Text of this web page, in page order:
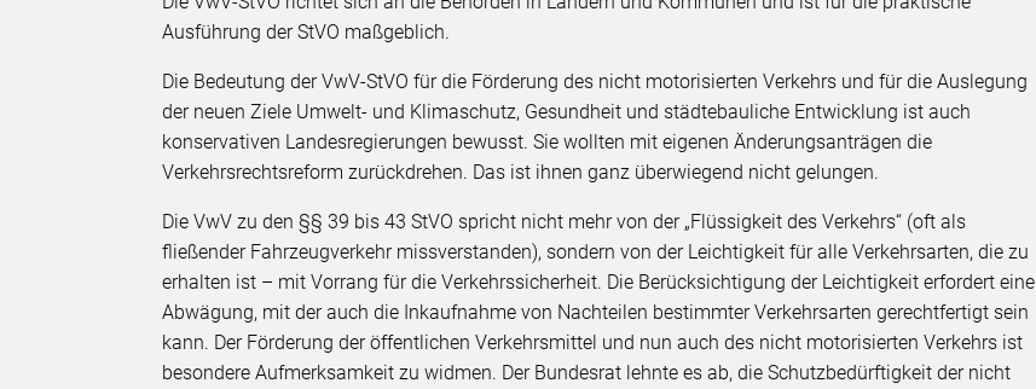
Ausführung der StVO maßgeblich.
Die Bedeutung der VwV-StVO für die Förderung des nicht motorisierten Verkehrs und für die Auslegung
der neuen Ziele Umwelt- und Klimaschutz, Gesundheit und städtebauliche Entwicklung ist auch
konservativen Landesregierungen bewusst. Sie wollten mit eigenen Änderungsanträgen die
Verkehrsrechtsreform zurückdrehen. Das ist ihnen ganz überwiegend nicht gelungen.
Die VwV zu den §§ 39 bis 43 StVO spricht nicht mehr von der „Flüssigkeit des Verkehrs“ (oft als
fließender Fahrzeugverkehr missverstanden), sondern von der Leichtigkeit für alle Verkehrsarten, die zu
erhalten ist – mit Vorrang für die Verkehrssicherheit. Die Berücksichtigung der Leichtigkeit erfordert eine
Abwägung, mit der auch die Inkaufnahme von Nachteilen bestimmter Verkehrsarten gerechtfertigt sein
kann. Der Förderung der öffentlichen Verkehrsmittel und nun auch des nicht motorisierten Verkehrs ist
besondere Aufmerksamkeit zu widmen. Der Bundesrat lehnte es ab, die Schutzbedürftigkeit der nicht